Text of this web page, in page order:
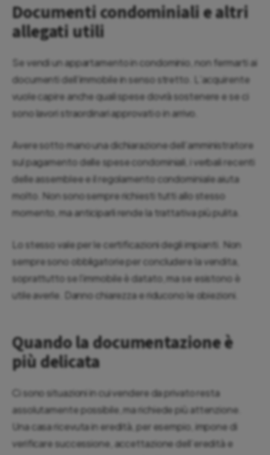
Documenti condominiali e altri
allegati utili
Se vendi un appartamento in condominio, non fermarti ai
documenti dell’immobile in senso stretto. L’acquirente
vuole capire anche quali spese dovrà sostenere e se ci
sono lavori straordinari approvati o in arrivo.
Avere sotto mano una dichiarazione dell’amministratore
sul pagamento delle spese condominiali, i verbali recenti
delle assemblee e il regolamento condominiale aiuta
molto. Non sono sempre richiesti tutti allo stesso
momento, ma anticiparli rende la trattativa più pulita.
Lo stesso vale per le certificazioni degli impianti. Non
sempre sono obbligatorie per concludere la vendita,
soprattutto se l’immobile è datato, ma se esistono è
utile averle. Danno chiarezza e riducono le obiezioni.
Quando la documentazione è
più delicata
Ci sono situazioni in cui vendere da privato resta
assolutamente possibile, ma richiede più attenzione.
Una casa ricevuta in eredità, per esempio, impone di
verificare successione, accettazione dell’eredità e